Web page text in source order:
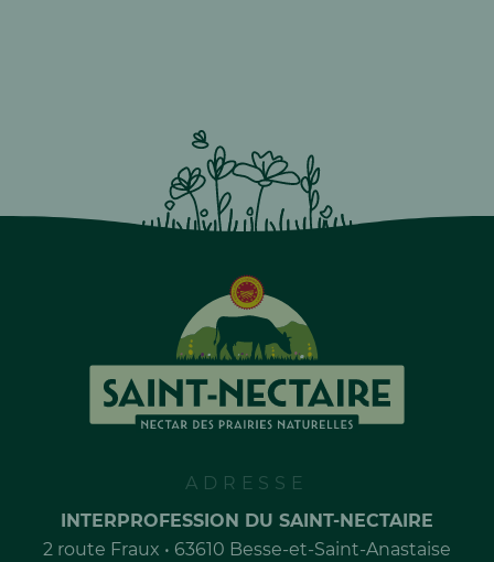
ADRESSE
INTERPROFESSION DU SAINT-NECTAIRE
2 route Fraux • 63610 Besse-et-Saint-Anastaise